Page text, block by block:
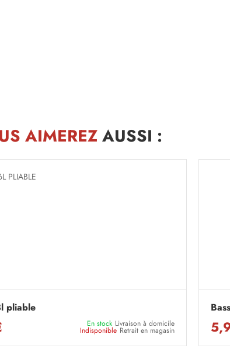
AIMEREZAUSSI :
pliable
En stock Livraison à domicile
Indisponible Retrait en magasin